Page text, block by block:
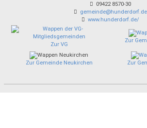
09422 8570-30
gemeinde@hunderdorf.de
www.hunderdorf.de/
Zur VG
Zur
Zur Gemeinde Neukirchen Zur